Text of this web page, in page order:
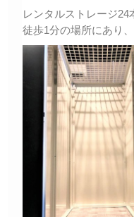
レンタルストレージ24
徒歩1分の場所にあり